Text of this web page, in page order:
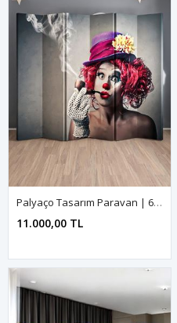
Palyaço Tasarım Paravan | 6 Kanat Ahşap Çam Gövde
11.000,00 TL